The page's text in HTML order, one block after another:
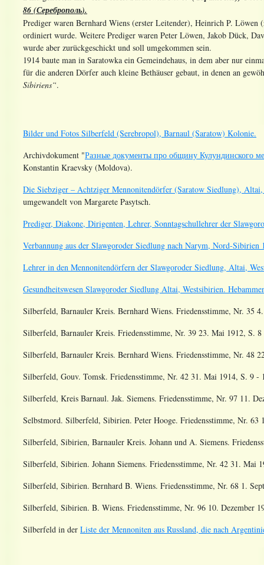
86 (Сереброполь).
Prediger waren Bernhard Wiens (erster Leitender), Heinrich P.
ordiniert wurde. Weitere Prediger waren Peter Löwen, Jakob Dück,
wurde aber zurückgeschickt und soll umgekommen sein.
1914 baute man in Saratowka ein Gemeindehaus, in dem aber nur
für die anderen Dörfer auch kleine Bethäuser gebaut, in denen an
Sibiriens“.
Bilder und Fotos Silberfeld (Serebropol), Barnaul (Saratow) Kolonie.
Archivdokument "Разные документы про общину Кулундинского
Konstantin Kraevsky (Moldova).
Die Siebziger – Achtziger Mennonitendörfer (Saratow Siedlung),
umgewandelt von Margarete Pasytsch.
Prediger, Diakone, Dirigenten, Lehrer, Sonntagschullehrer der
Verbannung aus der Slawgoroder Siedlung nach Narym, Nord-Sibirien
Lehrer in den Mennonitendörfern der Slawgoroder Siedlung, Altai,
Gesundheitswesen Slawgoroder Siedlung Altai, Westsibirien.
Silberfeld, Barnauler Kreis. Bernhard Wiens. Friedensstimme, Nr. 35
Silberfeld, Barnauler Kreis. Friedensstimme, Nr. 39 23. Mai 1912, S.
Silberfeld, Barnauler Kreis. Bernhard Wiens. Friedensstimme, Nr. 48
Silberfeld, Gouv. Tomsk. Friedensstimme, Nr. 42 31. Mai 1914, S. 9 -
Silberfeld, Kreis Barnaul. Jak. Siemens. Friedensstimme, Nr. 97 11.
Selbstmord. Silberfeld, Sibirien. Peter Hooge. Friedensstimme, Nr. 63
Silberfeld, Sibirien, Barnauler Kreis. Johann und A. Siemens.
Silberfeld, Sibirien. Johann Siemens. Friedensstimme, Nr. 42 31. Mai
Silberfeld, Sibirien. Bernhard B. Wiens. Friedensstimme, Nr. 68 1.
Silberfeld, Sibirien. B. Wiens. Friedensstimme, Nr. 96 10. Dezember
Silberfeld in der Liste der Mennoniten aus Russland, die nach